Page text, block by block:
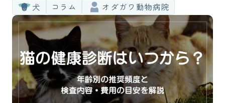
犬 コラム オダガワ動物病院